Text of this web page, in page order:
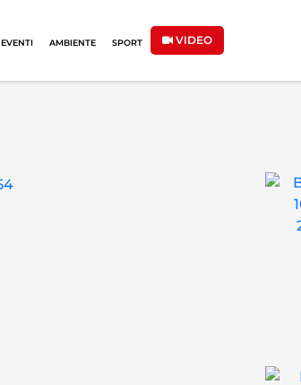
EVENTI AMBIENTE SPORT VIDEO